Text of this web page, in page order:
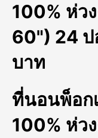
100% ห่ว
60") 24
บาท
ที่นอนพ็อก
100% ห่ว